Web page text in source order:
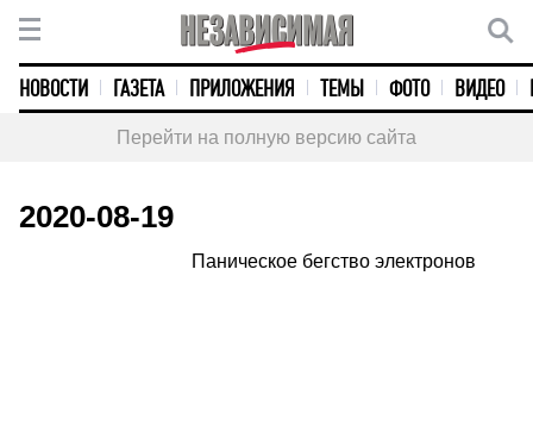
НОВОСТИ ГАЗЕТА ПРИЛОЖЕНИЯ ТЕМЫ ФОТО ВИДЕО
Перейти на полную версию сайта
2020-08-19
Паническое бегство электронов